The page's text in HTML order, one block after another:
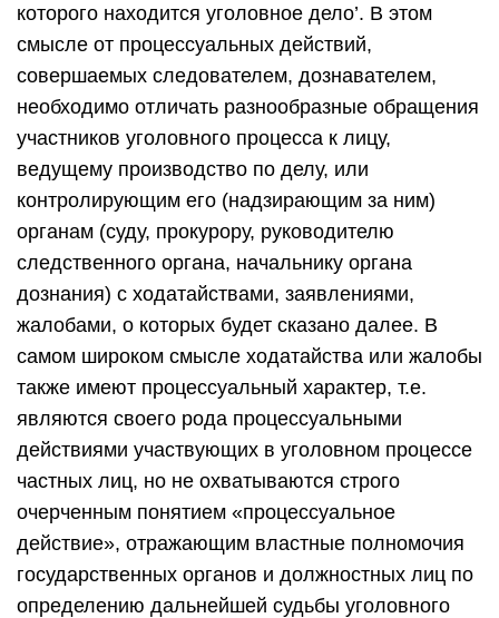
которого находится уголовное дело’. В этом
смысле от процессуальных действий,
совершаемых следователем, дознавателем,
необходимо отличать разнообразные обращения
участников уголовного процесса к лицу,
ведущему производство по делу, или
контролирующим его (надзирающим за ним)
органам (суду, прокурору, руководителю
следственного органа, начальнику органа
дознания) с ходатайствами, заявлениями,
жалобами, о которых будет сказано далее. В
самом широком смысле ходатайства или жалобы
также имеют процессуальный характер, т.е.
являются своего рода процессуальными
действиями участвующих в уголовном процессе
частных лиц, но не охватываются строго
очерченным понятием «процессуальное
действие», отражающим властные полномочия
государственных органов и должностных лиц по
определению дальнейшей судьбы уголовного